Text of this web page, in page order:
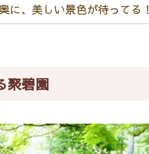
に、美しい景色が待ってる！
聚碧園